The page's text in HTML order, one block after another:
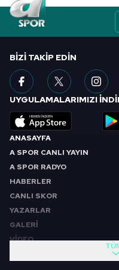
ANASAYFA
A SPOR CANLI YAYIN
A SPOR RADYO
HABERLER
CANLI SKOR
YAZARLAR
GALERİ
VİDEO
BIZI TAKIP EDIN
UYGULAMALARIMIZI